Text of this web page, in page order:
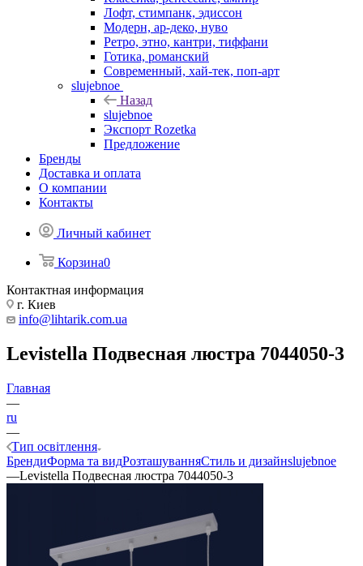
Лофт, стимпанк, эдиссон
Модерн, ар-деко, нуво
Ретро, этно, кантри, тиффани
Готика, романский
Современный, хай-тек, поп-арт
slujebnoe
Назад
slujebnoe
Экспорт Rozetka
Предложение
Бренды
Доставка и оплата
О компании
Контакты
Личный кабинет
Корзина0
Контактная информация
г. Киев
info@lihtarik.com.ua
Levistella Подвесная люстра 7044050-3
Главная
—
ru
—
Тип освітлення
БрендиФорма та видРозташуванняСтиль и дизайнslujebnoe
—Levistella Подвесная люстра 7044050-3